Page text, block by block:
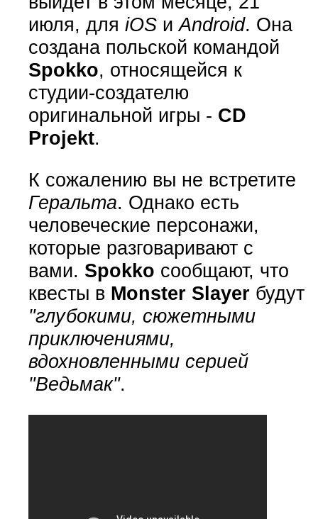
июля, для iOSиAndroid. Она
создана польской командой
Spokko, относящейся к
студии-создателю
оригинальной игры - CD
Projekt.
К сожалению вы не встретите
Геральта. Однако есть
человеческие персонажи,
которые разговаривают с
вами. Spokko сообщают, что
квесты в Monster Slayerбудут
"глубокими, сюжетными
приключениями,
вдохновленными серией
"Ведьмак".